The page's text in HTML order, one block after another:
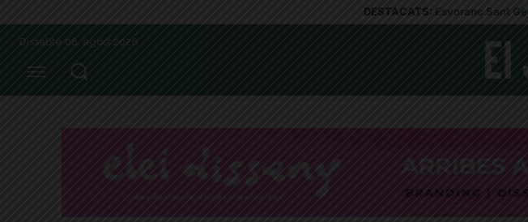
DESTACATS: Esvoranc Sant
Dissabte 08, agost 2026